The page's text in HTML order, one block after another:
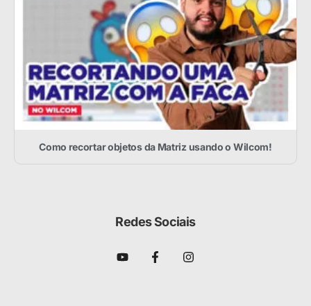
Como recortar objetos da Matriz usando o Wilcom!
Redes Sociais